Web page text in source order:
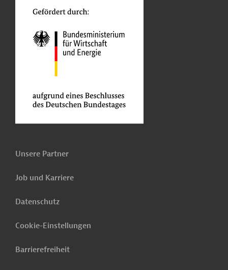
Unsere Partner
Job und Karriere
Datenschutz
Cookie-Einstellungen
Barrierefreiheit